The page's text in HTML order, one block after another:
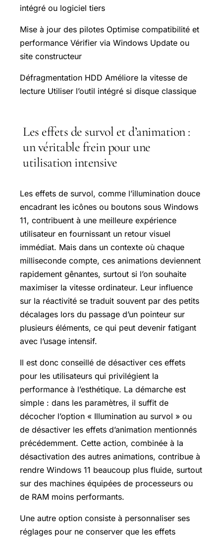
intégré ou logiciel tiers
Mise à jour des pilotes Optimise compatibilité et
performance Vérifier via Windows Update ou
site constructeur
Défragmentation HDD Améliore la vitesse de
lecture Utiliser l’outil intégré si disque classique
Les effets de survol et d’animation :
un véritable frein pour une
utilisation intensive
Les effets de survol, comme l’illumination douce
encadrant les icônes ou boutons sous Windows
11, contribuent à une meilleure expérience
utilisateur en fournissant un retour visuel
immédiat. Mais dans un contexte où chaque
milliseconde compte, ces animations deviennent
rapidement gênantes, surtout si l’on souhaite
maximiser la vitesse ordinateur. Leur influence
sur la réactivité se traduit souvent par des petits
décalages lors du passage d’un pointeur sur
plusieurs éléments, ce qui peut devenir fatigant
avec l’usage intensif.
Il est donc conseillé de désactiver ces effets
pour les utilisateurs qui privilégient la
performance à l’esthétique. La démarche est
simple : dans les paramètres, il suffit de
décocher l’option « Illumination au survol » ou
de désactiver les effets d’animation mentionnés
précédemment. Cette action, combinée à la
désactivation des autres animations, contribue à
rendre Windows 11 beaucoup plus fluide, surtout
sur des machines équipées de processeurs ou
de RAM moins performants.
Une autre option consiste à personnaliser ses
réglages pour ne conserver que les effets